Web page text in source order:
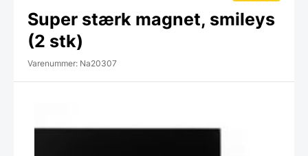
Super stærk magnet, smileys
(2 stk)
Varenummer: Na20307